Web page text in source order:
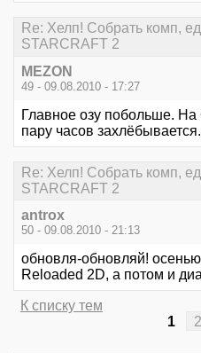
Re: Хелп! Собрать комп,
STARCRAFT 2
MEZON
49 - 09.08.2010 - 17:27
Главное озу побольше. На
пару часов захлёбывается.
Re: Хелп! Собрать комп,
STARCRAFT 2
antrox
50 - 09.08.2010 - 21:13
обновля-обновляй!
Reloaded 2D, a потом и
К списку тем
1
2